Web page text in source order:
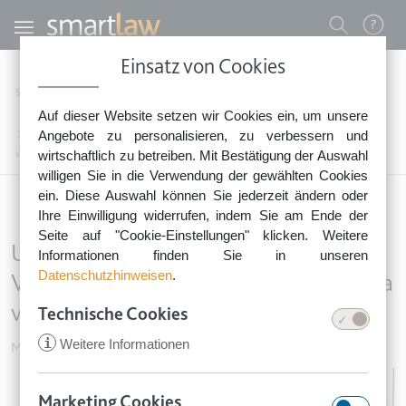
Einsatz von Cookies
Auf dieser Website setzen wir Cookies ein, um unsere
Angebote zu personalisieren, zu verbessern und
wirtschaftlich zu betreiben. Mit Bestätigung der Auswahl
willigen Sie in die Verwendung der gewählten Cookies
ein. Diese Auswahl können Sie jederzeit ändern oder
Ihre Einwilligung widerrufen, indem Sie am Ende der
Seite auf "Cookie-Einstellungen" klicken. Weitere
Informationen finden Sie in unseren
Datenschutzhinweisen.
Technische Cookies
i Weitere Informationen
Direkt zum Inhalt
0800 - 268 4 268 (kostenfrei)
Sie erreichen unser Service-Team:
Montag bis Freitag: 8-18 Uhr
Keine Rechtsberatung.
Benutzermenü
Startseite
Unwirksame Klausel im Mietvertrag: Verwaltungspauschale darf nicht extra
verlangt werden
Unwirksame Klausel im Mietvertrag:
Verwaltungspauschale darf nicht extra
verlangt werden
Mieten & Wohnen • 6. September 2019
Image